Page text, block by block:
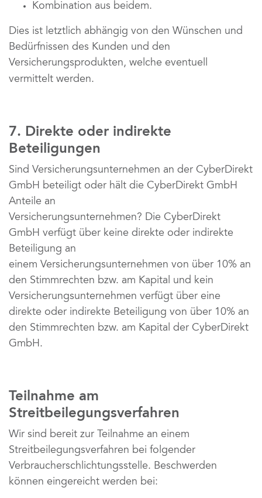
Kombination aus beidem.
Dies ist letztlich abhängig von den Wünschen und
Bedürfnissen des Kunden und den
Versicherungsprodukten, welche eventuell
vermittelt werden.
7. Direkte oder indirekte
Beteiligungen
Sind Versicherungsunternehmen an der CyberDirekt
GmbH beteiligt oder hält die CyberDirekt GmbH
Anteile an
Versicherungsunternehmen? Die CyberDirekt
GmbH verfügt über keine direkte oder indirekte
Beteiligung an
einem Versicherungsunternehmen von über 10% an
den Stimmrechten bzw. am Kapital und kein
Versicherungsunternehmen verfügt über eine
direkte oder indirekte Beteiligung von über 10% an
den Stimmrechten bzw. am Kapital der CyberDirekt
GmbH.
Teilnahme am
Streitbeilegungsverfahren
Wir sind bereit zur Teilnahme an einem
Streitbeilegungsverfahren bei folgender
Verbraucherschlichtungsstelle. Beschwerden
können eingereicht werden bei: